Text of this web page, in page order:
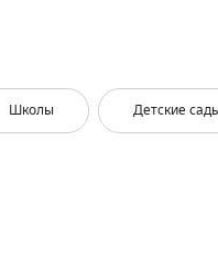
Школы Детские